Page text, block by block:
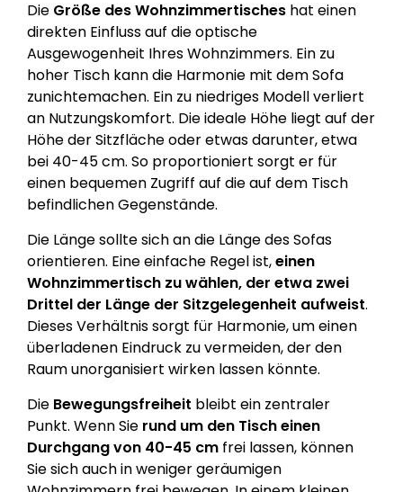
Die Größe des Wohnzimmertisches hat einen
direkten Einfluss auf die optische
Ausgewogenheit Ihres Wohnzimmers. Ein zu
hoher Tisch kann die Harmonie mit dem Sofa
zunichtemachen. Ein zu niedriges Modell verliert
an Nutzungskomfort. Die ideale Höhe liegt auf der
Höhe der Sitzfläche oder etwas darunter, etwa
bei 40-45 cm. So proportioniert sorgt er für
einen bequemen Zugriff auf die auf dem Tisch
befindlichen Gegenstände.
Die Länge sollte sich an die Länge des Sofas
orientieren. Eine einfache Regel ist,einen
Wohnzimmertisch zu wählen, der etwa zwei
Drittel der Länge der Sitzgelegenheit aufweist.
Dieses Verhältnis sorgt für Harmonie, um einen
überladenen Eindruck zu vermeiden, der den
Raum unorganisiert wirken lassen könnte.
Die Bewegungsfreiheit bleibt ein zentraler
Punkt. Wenn Sie rund um den Tisch einen
Durchgang von 40-45 cm frei lassen, können
Sie sich auch in weniger geräumigen